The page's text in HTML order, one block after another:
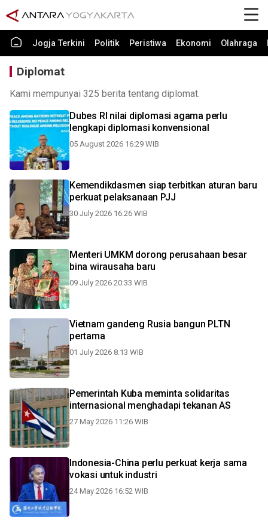
Jogja Terkini Politik Peristiwa Ekonomi Olahraga
Diplomat
Kami mempunyai 325 berita tentang diplomat.
Dubes RI nilai diplomasi agama perlu
lengkapi diplomasi konvensional
05 August 2026 16:29 WIB
Kemendikdasmen siap terbitkan aturan baru
perkuat pelaksanaan PJJ
30 July 2026 16:26 WIB
Menteri UMKM dorong perusahaan besar
bina wirausaha baru
09 July 2026 20:33 WIB
Vietnam gandeng Rusia bangun PLTN
pertama
01 July 2026 8:13 WIB
Pemerintah Kuba meminta solidaritas
internasional menghadapi tekanan AS
27 May 2026 11:26 WIB
Indonesia-China perlu perkuat kerja sama
vokasi untuk industri
24 May 2026 16:52 WIB